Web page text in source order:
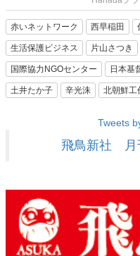
赤いネットワーク 西早稲田
生活保護ビジネス 片山さつき
国際協力NGOセンター 日本基
土井たか子 辛光洙 北朝鮮工
Tweets
飛鳥新社 月